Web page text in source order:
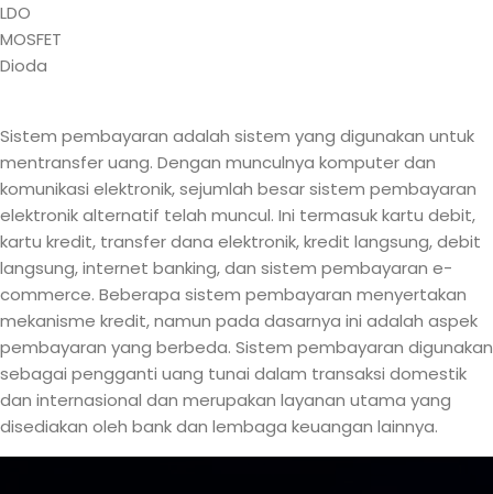
LDO
MOSFET
Dioda
Sistem pembayaran adalah sistem yang digunakan untuk
mentransfer uang. Dengan munculnya komputer dan
komunikasi elektronik, sejumlah besar sistem pembayaran
elektronik alternatif telah muncul. Ini termasuk kartu debit,
kartu kredit, transfer dana elektronik, kredit langsung, debit
langsung, internet banking, dan sistem pembayaran e-
commerce. Beberapa sistem pembayaran menyertakan
mekanisme kredit, namun pada dasarnya ini adalah aspek
pembayaran yang berbeda. Sistem pembayaran digunakan
sebagai pengganti uang tunai dalam transaksi domestik
dan internasional dan merupakan layanan utama yang
disediakan oleh bank dan lembaga keuangan lainnya.